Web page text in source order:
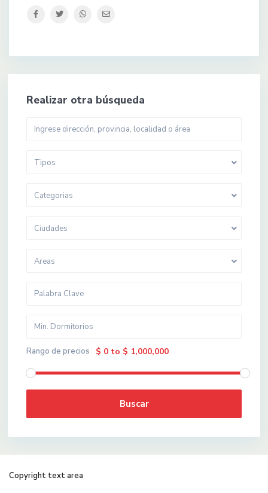
Realizar otra búsqueda
Tipos
Categorias
Ciudades
Areas
Rango de precios $ 0 to $ 1,000,000
Buscar
Copyright text area